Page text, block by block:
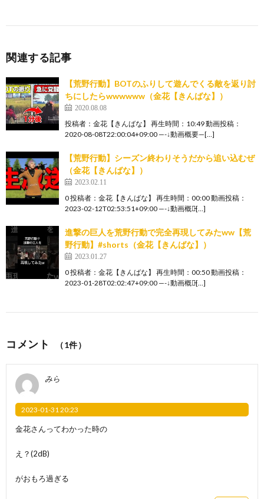
関連する記事
【荒野行動】BOTのふりして遊んでくる敵を返り討
ちにしたらwwwwww（金花【きんばな】）
2020.08.08
投稿者：金花【きんばな】 再生時間：10:49 動画投稿：
2020-08-08T22:00:04+09:00 —-↓動画概要—[…]
【荒野行動】シーズン終わりそうだから追い込むぜ
（金花【きんばな】）
2023.02.11
0 投稿者：金花【きんばな】 再生時間：00:00 動画投稿：
2023-02-12T02:53:51+09:00 —-↓動画概要̵[…]
進撃の巨人を荒野行動で完全再現してみたww【荒
野行動】#shorts（金花【きんばな】）
2023.01.27
0 投稿者：金花【きんばな】 再生時間：00:50 動画投稿：
2023-01-28T02:02:47+09:00 —-↓動画概要̵[…]
コメント （1件）
みら
2023-01-31 20:23
金花さんってわかった時の
え？(2dB)
がおもろ過ぎる